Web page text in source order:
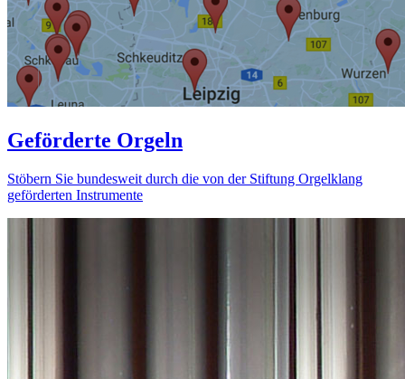
Geförderte Orgeln
Stöbern Sie bundesweit durch die von der Stiftung Orgelklang
geförderten Instrumente